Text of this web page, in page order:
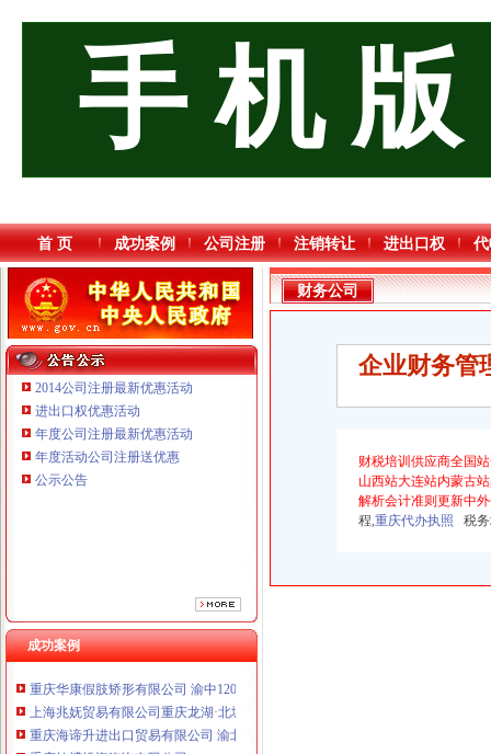
手 机 版
首 页 成功案例 公司注册 注销转让 进出口权
2014公司注册最新优惠活动
进出口权优惠活动
年度公司注册最新优惠活动
年度活动公司注册送优惠
公示公告
成功案例
重庆海谛升进出口贸易有限公司 渝北100万 （进出口权）
重庆铭博投资咨询有限公司
重庆谦如福商贸有限公司 渝南3万 （公司转让）
重庆斯苔登托生物科技有限公司 渝南10万 （工商注册）
上海蓝天房屋装饰工程有限公司重庆分公司 渝北 （工商注册）
上海兆妩贸易有限公司重庆龙湖·北城天街分公司 （工商注册）
重庆海谛升进出口贸易有限公司 渝北100万 （进出口权）
重庆铭博投资咨询有限公司
财务公司
企业财务管
财税培训供应商全国
山西站大连站内蒙古
解析会计准则更新中
程,重庆代办执照 税务